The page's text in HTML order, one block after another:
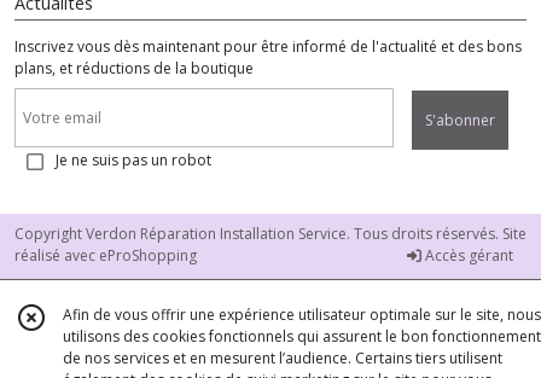
Inscrivez vous dès maintenant pour être informé de l'actualité et des bons
plans, et réductions de la boutique
S'abonner
Je ne suis pas un robot
Copyright Verdon Réparation Installation Service. Tous droits réservés. Site
réalisé avec eProShopping Accès gérant
Afin de vous offrir une expérience utilisateur optimale sur le site, nous
utilisons des cookies fonctionnels qui assurent le bon fonctionnement
de nos services et en mesurent l’audience. Certains tiers utilisent